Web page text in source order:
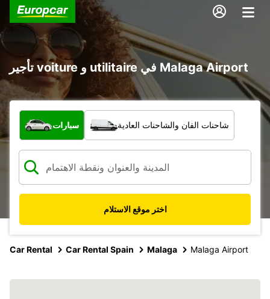
تأجير voiture و utilitaire في Malaga Airport
ما نوع المركبة؟
سيارات شاحنات الفان والشاحنات العادية
اختر موقع الاستلام
Car Rental Car Rental Spain Malaga Malaga Airport